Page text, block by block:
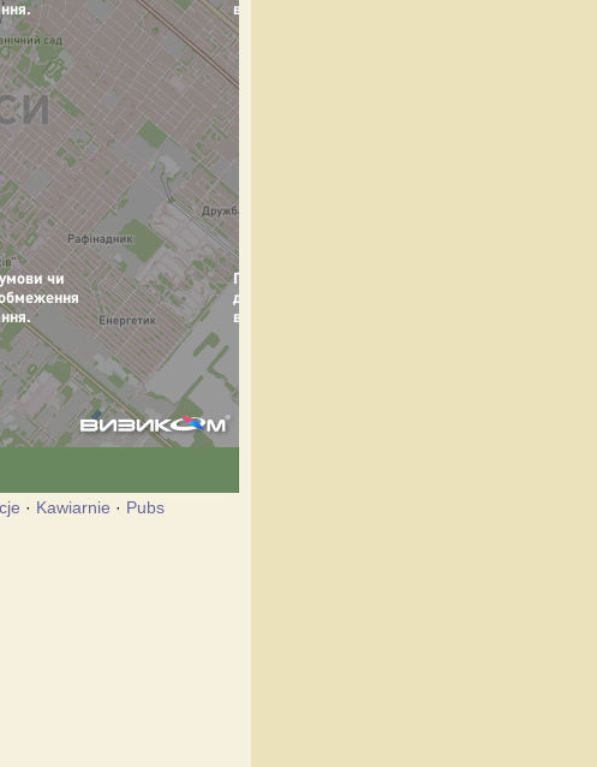
· Kawiarnie · Pubs